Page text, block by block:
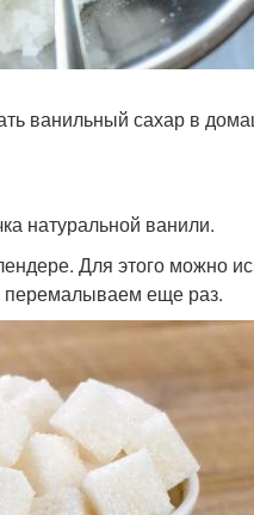
ванильный сахар в
натуральной ванили.
Для этого можно
перемалываем еще раз.